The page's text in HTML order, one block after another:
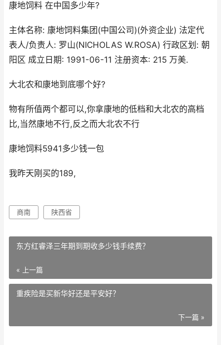
康地饲料 在中国多少年?
主体名称: 康地饲料集团(中国公司)(外资企业) 法定代
表人/负责人: 罗山(NICHOLAS W.ROSA) 行政区划: 朝
阳区 成立日期: 1991-06-11 注册资本: 215 万美.
大北农和康地到底哪个好?
物有所值两个都可以,你拿康地的低档和大北农的高档
比,当然康地不行,反之而大北农不行
康地饲料5941多少钱一包
我昨天刚买的189,
商南 陕西省
东方红睿泽三年期到期收多少钱手续费？
« 上一篇
重疾险是买新华好还是平安好？
下一篇 »